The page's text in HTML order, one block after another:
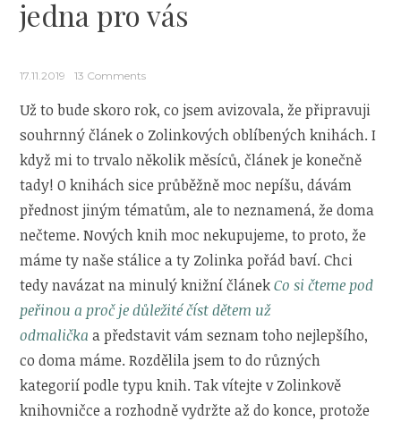
jedna pro vás
17.11.2019 13 Comments
Už to bude skoro rok, co jsem avizovala, že připravuji
souhrnný článek o Zolinkových oblíbených knihách. I
když mi to trvalo několik měsíců, článek je konečně
tady! O knihách sice průběžně moc nepíšu, dávám
přednost jiným tématům, ale to neznamená, že doma
nečteme. Nových knih moc nekupujeme, to proto, že
máme ty naše stálice a ty Zolinka pořád baví. Chci
tedy navázat na minulý knižní článekCo si čteme pod
peřinou a proč je důležité číst dětem už
odmalička a představit vám seznam toho nejlepšího,
co doma máme. Rozdělila jsem to do různých
kategorií podle typu knih. Tak vítejte v Zolinkově
knihovničce a rozhodně vydržte až do konce, protože